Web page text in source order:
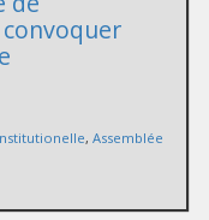
, Assemblée